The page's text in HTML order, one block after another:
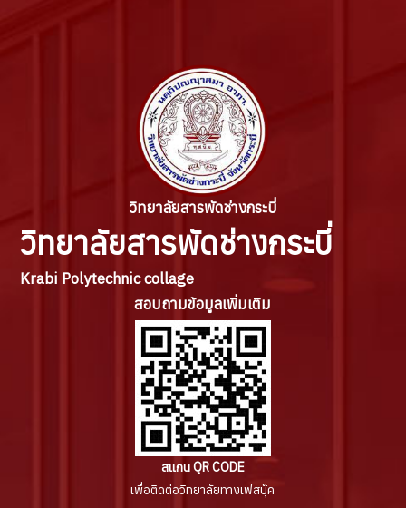
วิทยาลัยสารพัดช่างกระบี่
วิทยาลัยสารพัดช่างกระบี่
Krabi Polytechnic collage
สอบถามข้อมูลเพิ่มเติม
สแกน QR CODE
เพื่อติดต่อวิทยาลัยทางเฟสบุ๊ค